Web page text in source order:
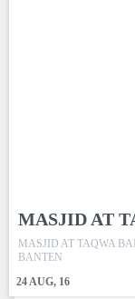
MASJID AT
24AUG, 16
MASJID AT TAQWA
BANTEN